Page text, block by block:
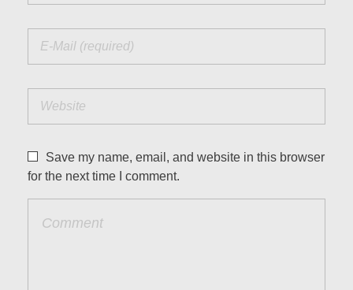
Save my name, email, and website in this browser
for the next time I comment.